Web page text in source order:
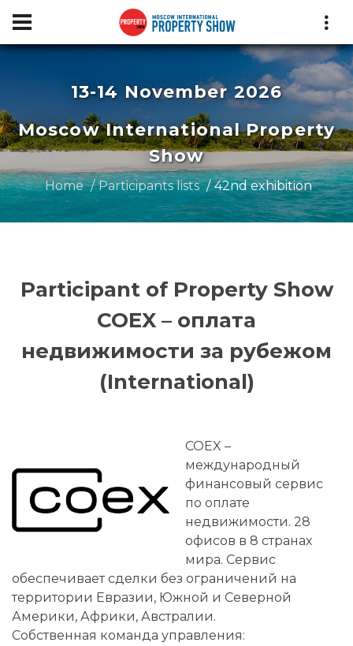
13-14 November 2026
Moscow International Property
Show
Home Participants lists 42nd exhibition
Participant of Property Show
COEX – оплата
недвижимости за рубежом
(International)
COEX –
международный
финансовый сервис
по оплате
недвижимости. 28
офисов в 8 странах
мира. Сервис
обеспечивает сделки без ограничений на
территории Евразии, Южной и Северной
Америки, Африки, Австралии.
Собственная команда управления: